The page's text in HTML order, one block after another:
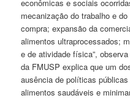
econômicas e sociais
mecanização do trabalho e
compra; expansão da
alimentos ultraprocessados;
e de atividade física”,
da FMUSP explica que um
ausência de políticas
alimentos saudáveis e